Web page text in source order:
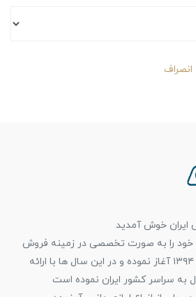
انصراف
ایران خوش آمدید
را به صورت تخصصی در زمینه فروش
لوازم جانبی موبایل از سال ۱۳۹۴ آغاز نموده و در این سال ها با ارائه
به سراسر کشور ایران نموده است